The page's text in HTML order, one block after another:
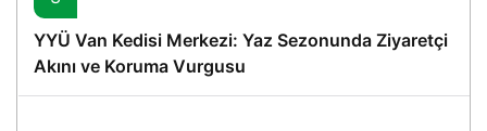
YYÜ Van Kedisi Merkezi: Yaz Sezonunda Ziyaretçi
Akını ve Koruma Vurgusu